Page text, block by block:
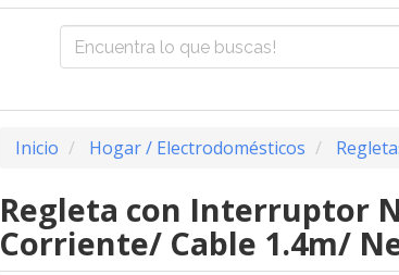
Inicio Hogar / Electrodomésticos
Regleta con Interruptor
Corriente/ Cable 1.4m/